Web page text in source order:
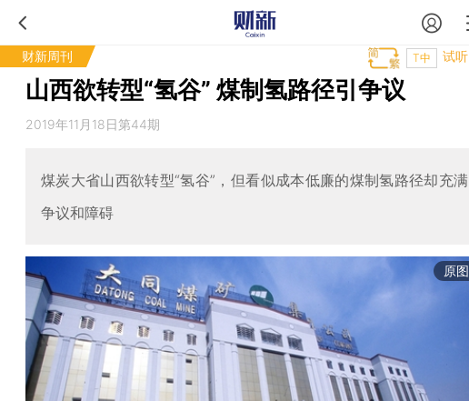
财新周刊 试听
T中
山西欲转型“氢谷” 煤制氢路径引争议
2019年11月18日第44期
煤炭大省山西欲转型“氢谷”，但看似成本低廉的煤制氢路径却充满
争议和障碍
原图